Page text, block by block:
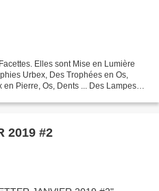
Elles sont Mise en Lumière
Urbex, Des Trophées en Os,
Pierre, Os, Dents ... Des Lampes
2019 #2